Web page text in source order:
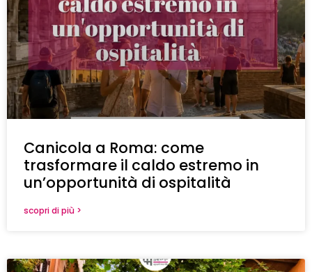
Canicola a Roma: come
trasformare il caldo estremo in
un’opportunità di ospitalità
scopri di più >